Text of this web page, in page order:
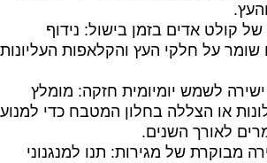
קולט אדים בזמן בישול: נידוף
שומר על חלקי העץ והקלאפות העליונות
לשמש יומיומית חזקה: מומלץ
או הצללה בחלון המטבח כדי למנוע
לאורך השנים.
מבוקרת של מגירות: תנו למנגנוני